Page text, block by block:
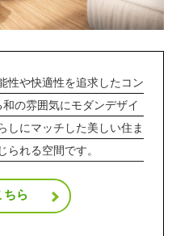
性や快適性を追求したコン
の雰囲気にモダンデザイ
しにマッチした美しい住ま
れる空間です。
ら